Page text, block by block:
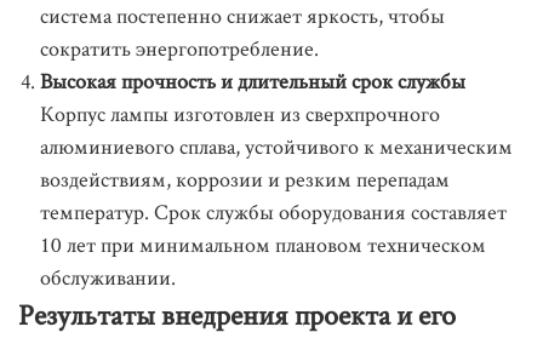
система постепенно снижает яркость, чтобы
сократить энергопотребление.
Высокая прочность и длительный срок службы
Корпус лампы изготовлен из сверхпрочного
алюминиевого сплава, устойчивого к механическим
воздействиям, коррозии и резким перепадам
температур. Срок службы оборудования составляет
10 лет при минимальном плановом техническом
обслуживании.
Результаты внедрения проекта и его